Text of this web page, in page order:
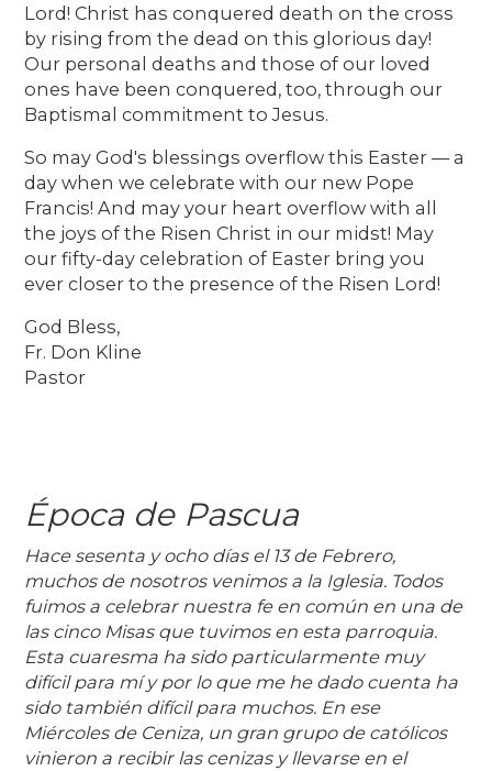
Lord! Christ has conquered death on the cross
by rising from the dead on this glorious day!
Our personal deaths and those of our loved
ones have been conquered, too, through our
Baptismal commitment to Jesus.
So may God's blessings overflow this Easter — a
day when we celebrate with our new Pope
Francis! And may your heart overflow with all
the joys of the Risen Christ in our midst! May
our fifty-day celebration of Easter bring you
ever closer to the presence of the Risen Lord!
God Bless,
Fr. Don Kline
Pastor
Época de Pascua
Hace sesenta y ocho días el 13 de Febrero,
muchos de nosotros venimos a la Iglesia. Todos
fuimos a celebrar nuestra fe en común en una de
las cinco Misas que tuvimos en esta parroquia.
Esta cuaresma ha sido particularmente muy
difícil para mí y por lo que me he dado cuenta ha
sido también difícil para muchos. En ese
Miércoles de Ceniza, un gran grupo de católicos
vinieron a recibir las cenizas y llevarse en el